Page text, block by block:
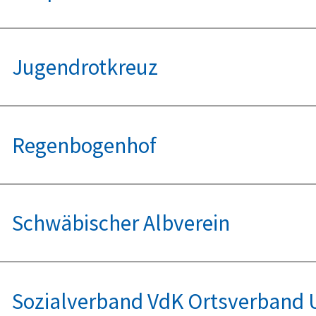
Jugendrotkreuz
Regenbogenhof
Schwäbischer Albverein
Sozialverband VdK Ortsverband